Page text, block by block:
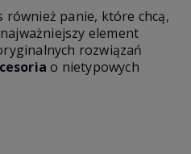
również panie, które chcą,
element
rozwiązań
o nietypowych